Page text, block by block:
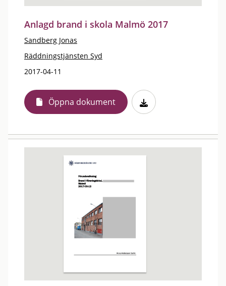
Anlagd brand i skola Malmö 2017
Sandberg Jonas
Räddningstjänsten Syd
2017-04-11
Öppna dokument